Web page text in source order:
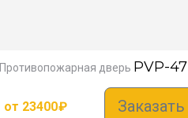
Противопожарная дверь PVP-47
от 23400₽ Заказать